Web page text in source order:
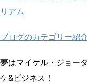
リアム
ブログのカテゴリー紹
夢はマイケル・ジョー
ケ&ビジネス！